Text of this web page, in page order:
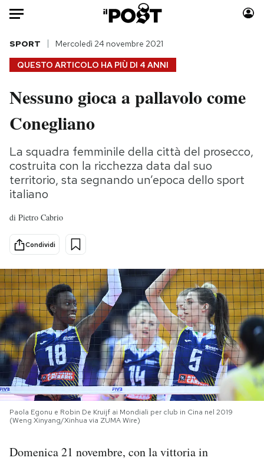
Auto
HOME
Italia
Politica
Tecnologia
Internet
Scienza
Cultura
Economia
Sport
Moda
Storie/Idee
Ok Boomer!
Media
PODCAST
NEWSLETTER
I MIEI PREFERITI
SHOP
QUESTO ARTICOLO HA PIÙ DI 4 ANNI
SPORT Mercoledì 24 novembre 2021
Nessuno gioca a pallavolo come
Conegliano
La squadra femminile della città del prosecco,
costruita con la ricchezza data dal suo
territorio, sta segnando un’epoca dello sport
italiano
di Pietro Cabrio
Condividi
Paola Egonu e Robin De Kruijf ai Mondiali per club in Cina nel 2019
(Weng Xinyang/Xinhua via ZUMA Wire)
Domenica 21 novembre, con la vittoria in